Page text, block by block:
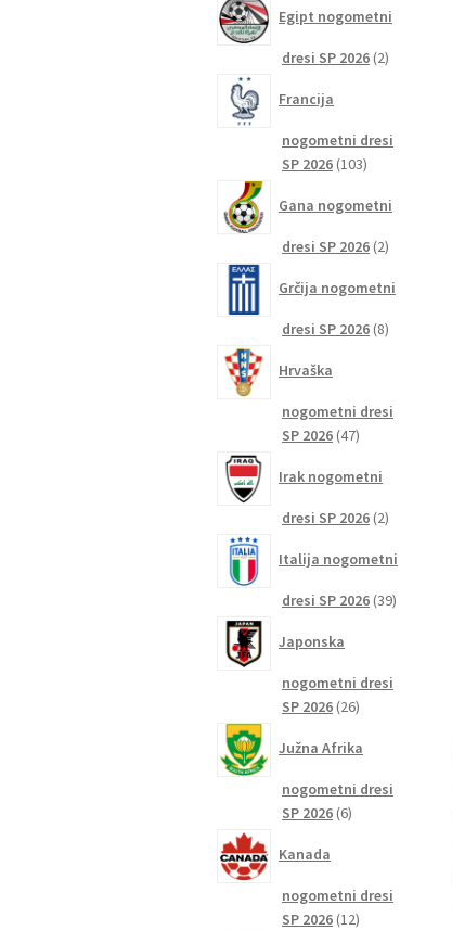
Egipt nogometni
dresi SP 2026 22
Francija
nogometni dresi
SP 2026 103103
Gana nogometni
dresi SP 2026 22
Grčija nogometni
dresi SP 2026 88
Hrvaška
nogometni dresi
SP 2026 4747
Irak nogometni
dresi SP 2026 22
Italija nogometni
dresi SP 2026 3939
Japonska
nogometni dresi
SP 2026 2626
Južna Afrika
nogometni dresi
SP 2026 66
Kanada
nogometni dresi
SP 2026 1212